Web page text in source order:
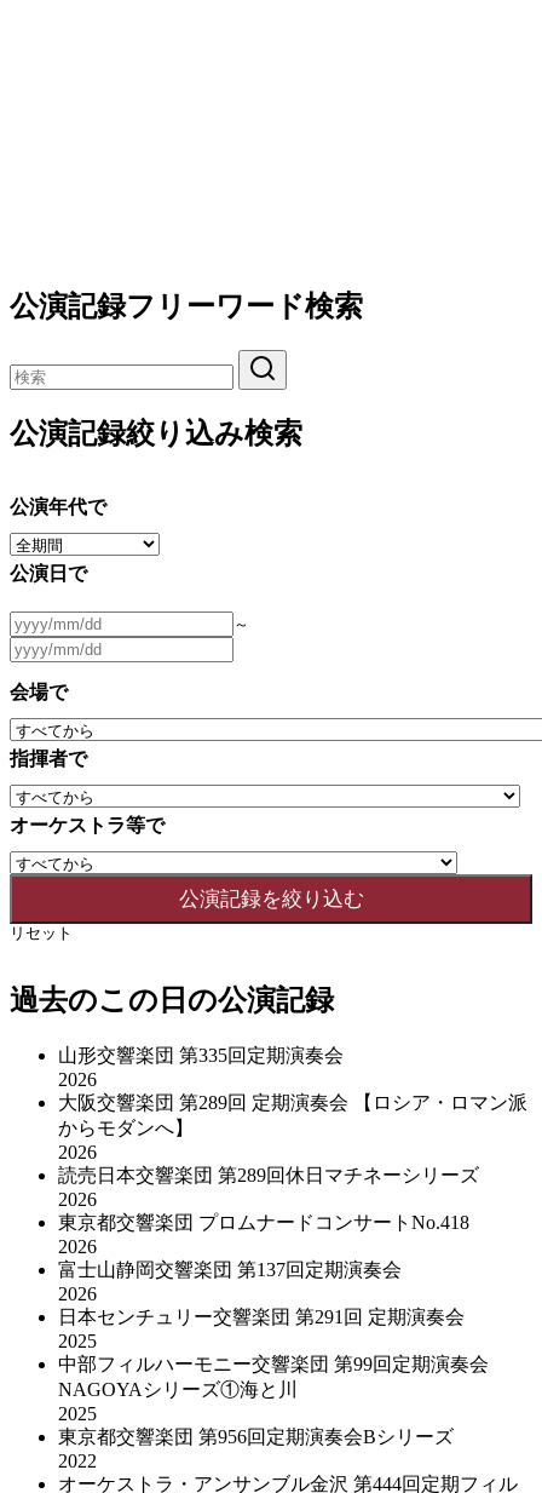
公演記録フリーワード検索
公演記録絞り込み検索
公演年代で
公演日で
～
会場で
指揮者で
オーケストラ等で
リセット
過去のこの日の公演記録
山形交響楽団 第335回定期演奏会
2026
大阪交響楽団 第289回 定期演奏会 【ロシア・ロマン派
からモダンへ】
2026
読売日本交響楽団 第289回休日マチネーシリーズ
2026
東京都交響楽団 プロムナードコンサートNo.418
2026
富士山静岡交響楽団 第137回定期演奏会
2026
日本センチュリー交響楽団 第291回 定期演奏会
2025
中部フィルハーモニー交響楽団 第99回定期演奏会
NAGOYAシリーズ①海と川
2025
東京都交響楽団 第956回定期演奏会Bシリーズ
2022
オーケストラ・アンサンブル金沢 第444回定期フィル